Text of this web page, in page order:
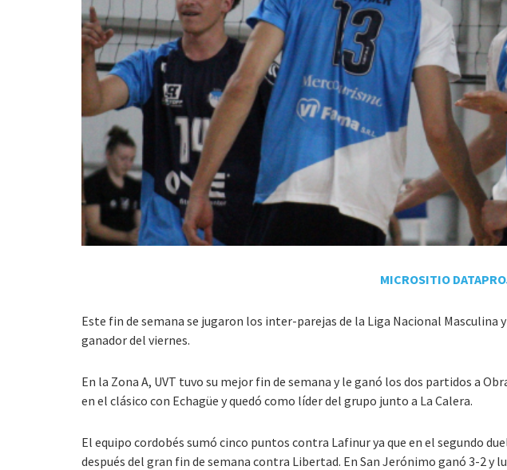
MICROSITIO
Este fin de semana se jugaron los inter-parejas de la Liga Nacional
ganador del viernes.
En la Zona A, UVT tuvo su mejor fin de semana y le ganó los dos partidos a
en el clásico con Echagüe y quedó como líder del grupo junto a La Calera.
El equipo cordobés sumó cinco puntos contra Lafinur ya que en el segundo
después del gran fin de semana contra Libertad. En San Jerónimo ganó 3-2 y